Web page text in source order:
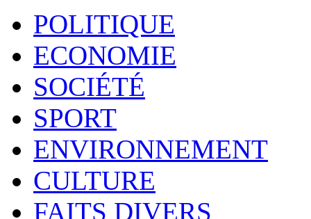
POLITIQUE
ECONOMIE
SOCIÉTÉ
SPORT
ENVIRONNEMENT
CULTURE
FAITS DIVERS